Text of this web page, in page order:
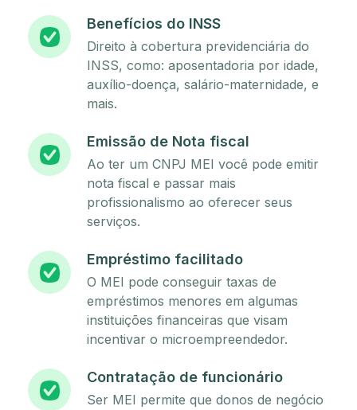
Benefícios do INSS
Direito à cobertura previdenciária do
INSS, como: aposentadoria por idade,
auxílio-doença, salário-maternidade, e
mais.
Emissão de Nota fiscal
Ao ter um CNPJ MEI você pode emitir
nota fiscal e passar mais
profissionalismo ao oferecer seus
serviços.
Empréstimo facilitado
O MEI pode conseguir taxas de
empréstimos menores em algumas
instituições financeiras que visam
incentivar o microempreendedor.
Contratação de funcionário
Ser MEI permite que donos de negócio